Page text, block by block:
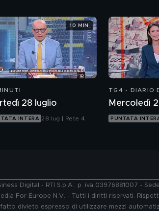
28 luglio
INTERA 28 lug | Rete 4
10 MIN
TG4 - DIARIO
Mercoledì
PUNTATA
Digital - RTI S.p.A.: p. iva 03976881007 -
For Europe N.V. - Tutti i diritti riservati.
divieto espresso di utilizzare mezzi